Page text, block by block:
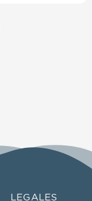
LEGALES